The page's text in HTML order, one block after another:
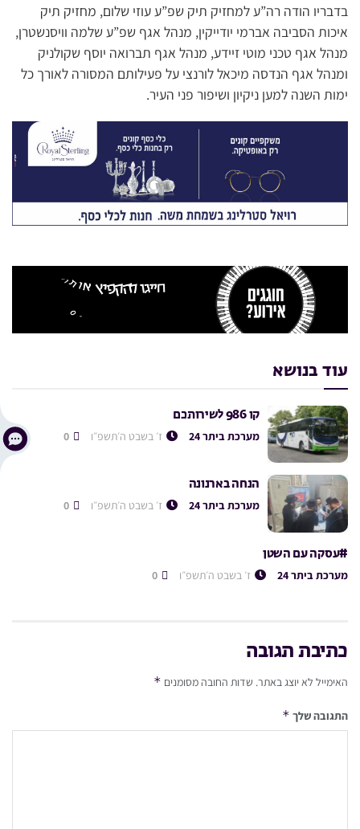
בדבריו הודה רה”ע למחזיק תיק שפ”ע עוזי שלום, מחזיק תיק
איכות הסביבה אברמי יודייקין, מנהל אגף שפ”ע שלמה וויסנשטרן,
מנהל אגף טכני מוטי זיידע, מנהל אגף תברואה יוסף שקולניק
ומנהל אגף הנדסה מיכאל לורנצי על פעילותם המסורה לאורך כל
ימות השנה למען ניקיון ושיפור פני העיר.
עוד בנושא
קו 986 לשירותכם
מערכת ביתר 24 ז׳ בשבט ה׳תשפ״ו
הנחה בארנונה
מערכת ביתר 24 ז׳ בשבט ה׳תשפ״ו
#עסקה עם השטן
מערכת ביתר 24 ז׳ בשבט ה׳תשפ״ו
כתיבת תגובה
האימייל לא יוצג באתר. שדות החובה מסומנים *
התגובה שלך *